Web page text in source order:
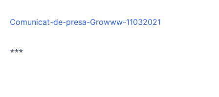
Comunicat-de-presa-Growww-11032021
***